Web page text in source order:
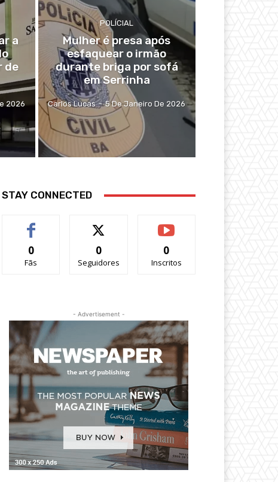
a
de
2026
POLÍCIAL
Mulher é presa após
esfaquear o irmão
durante briga por sofá
em Serrinha
Carlos Lucas - 5 De Janeiro De 2026
STAY CONNECTED
0
Fãs
0
Seguidores
0
Inscritos
- Advertisement -